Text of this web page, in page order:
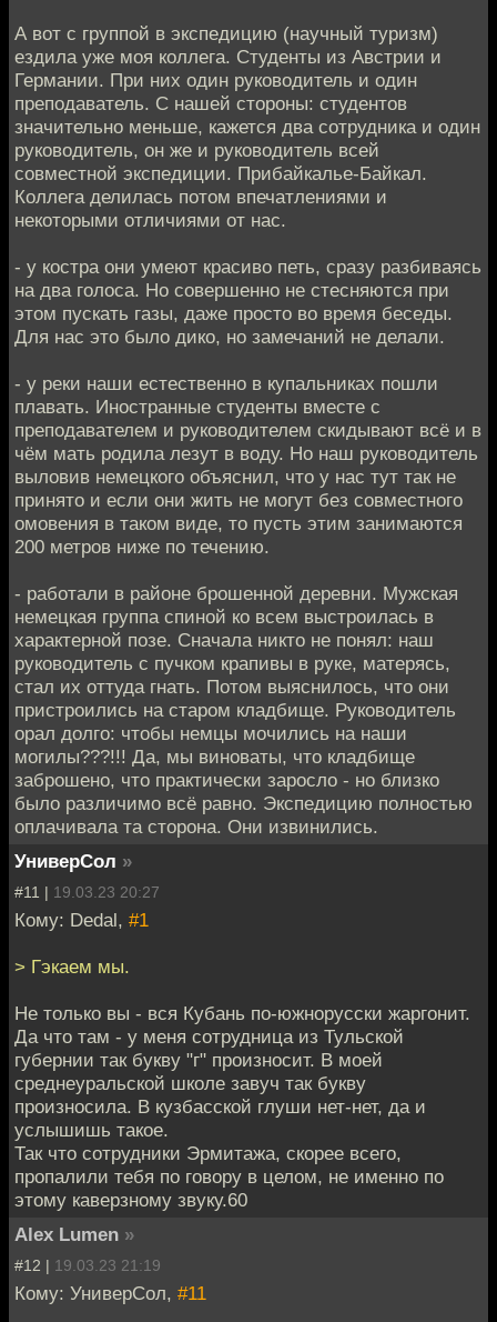
А вот с группой в экспедицию (научный туризм)
ездила уже моя коллега. Студенты из Австрии и
Германии. При них один руководитель и один
преподаватель. С нашей стороны: студентов
значительно меньше, кажется два сотрудника и один
руководитель, он же и руководитель всей
совместной экспедиции. Прибайкалье-Байкал.
Коллега делилась потом впечатлениями и
некоторыми отличиями от нас.
- у костра они умеют красиво петь, сразу разбиваясь
на два голоса. Но совершенно не стесняются при
этом пускать газы, даже просто во время беседы.
Для нас это было дико, но замечаний не делали.
- у реки наши естественно в купальниках пошли
плавать. Иностранные студенты вместе с
преподавателем и руководителем скидывают всё и в
чём мать родила лезут в воду. Но наш руководитель
выловив немецкого объяснил, что у нас тут так не
принято и если они жить не могут без совместного
омовения в таком виде, то пусть этим занимаются
200 метров ниже по течению.
- работали в районе брошенной деревни. Мужская
немецкая группа спиной ко всем выстроилась в
характерной позе. Сначала никто не понял: наш
руководитель с пучком крапивы в руке, матерясь,
стал их оттуда гнать. Потом выяснилось, что они
пристроились на старом кладбище. Руководитель
орал долго: чтобы немцы мочились на наши
могилы???!!! Да, мы виноваты, что кладбище
заброшено, что практически заросло - но близко
было различимо всё равно. Экспедицию полностью
оплачивала та сторона. Они извинились.
УниверСол »
#11 | 19.03.23 20:27
Кому: Dedal, #1
> Гэкаем мы.
Не только вы - вся Кубань по-южнорусски жаргонит.
Да что там - у меня сотрудница из Тульской
губернии так букву "г" произносит. В моей
среднеуральской школе завуч так букву
произносила. В кузбасской глуши нет-нет, да и
услышишь такое.
Так что сотрудники Эрмитажа, скорее всего,
пропалили тебя по говору в целом, не именно по
этому каверзному звуку.60
Alex Lumen »
#12 | 19.03.23 21:19
Кому: УниверСол, #11